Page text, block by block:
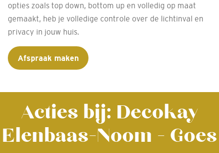
opties zoals top down, bottom up en volledig op maat
gemaakt, heb je volledige controle over de lichtinval en
privacy in jouw huis.
Afspraak maken
Acties bij: Decokay
Elenbaas-Noom - Goes